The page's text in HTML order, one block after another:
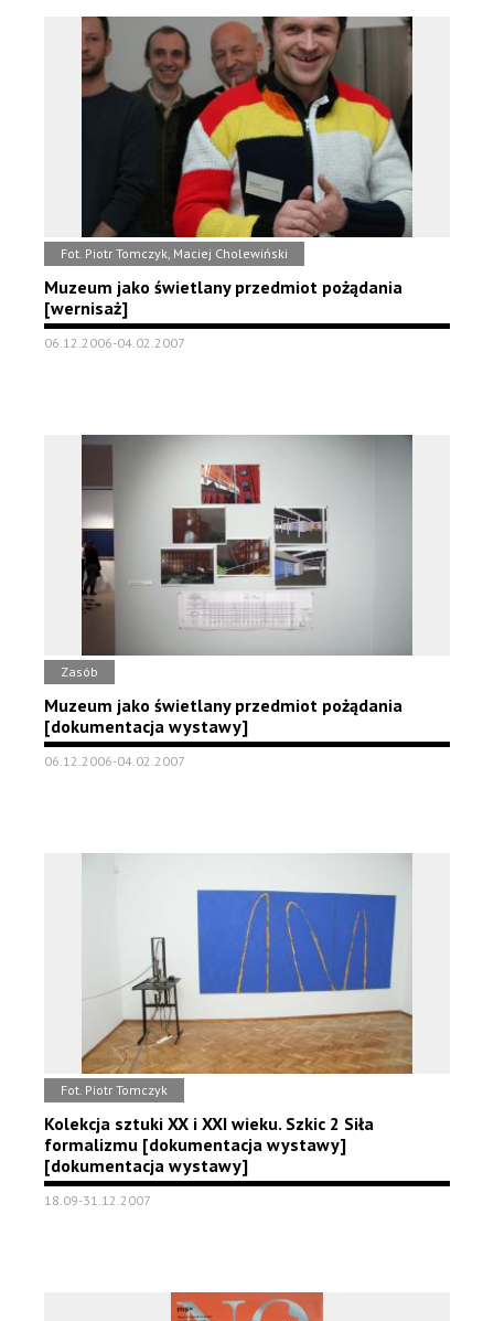
Fot. Piotr Tomczyk, Maciej Cholewiński
Muzeum jako świetlany przedmiot pożądania
[wernisaż]
06.12.2006-04.02.2007
Zasób
Muzeum jako świetlany przedmiot pożądania
[dokumentacja wystawy]
06.12.2006-04.02.2007
Fot. Piotr Tomczyk
Kolekcja sztuki XX i XXI wieku. Szkic 2 Siła
formalizmu [dokumentacja wystawy]
[dokumentacja wystawy]
18.09-31.12.2007